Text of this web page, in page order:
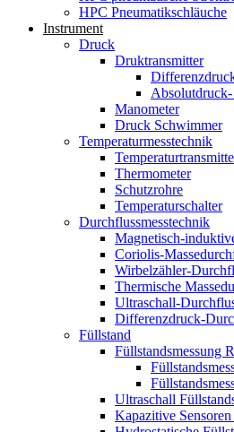
HPC Pneumatikschläuche
Instrument
Druck
Druktransmitter
Manometer
Druck Schwimmer
Temperaturmesstechnik
Thermometer
Schutzrohre
Temperaturschalter
Durchflussmesstechnik
Magnetisch-
Coriolis-
Wirbelzähler-
Thermische
Ultraschall-
Differenzdruck-
Füllstand
Füllstandsmessung
Ultraschall
Kapazitive